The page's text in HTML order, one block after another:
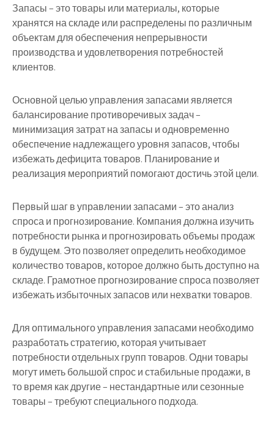
Запасы – это товары или материалы, которые
хранятся на складе или распределены по различным
объектам для обеспечения непрерывности
производства и удовлетворения потребностей
клиентов.
Основной целью управления запасами является
балансирование противоречивых задач –
минимизация затрат на запасы и одновременно
обеспечение надлежащего уровня запасов, чтобы
избежать дефицита товаров. Планирование и
реализация мероприятий помогают достичь этой цели.
Первый шаг в управлении запасами – это анализ
спроса и прогнозирование. Компания должна изучить
потребности рынка и прогнозировать объемы продаж
в будущем. Это позволяет определить необходимое
количество товаров, которое должно быть доступно на
складе. Грамотное прогнозирование спроса позволяет
избежать избыточных запасов или нехватки товаров.
Для оптимального управления запасами необходимо
разработать стратегию, которая учитывает
потребности отдельных групп товаров. Одни товары
могут иметь большой спрос и стабильные продажи, в
то время как другие – нестандартные или сезонные
товары – требуют специального подхода.